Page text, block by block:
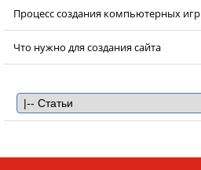
Процесс создания компьютерных игр
Что нужно для создания сайта